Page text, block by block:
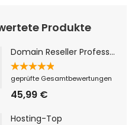
Produkte
Domain Reseller Professional
Bewertet
mit5.00
von 5
geprüfte Gesamtbewertungen
45,99 €
Hosting-Top